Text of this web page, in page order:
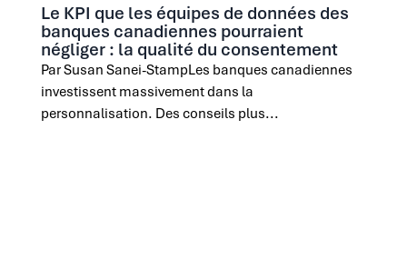
Le KPI que les équipes de données des
banques canadiennes pourraient
négliger : la qualité du consentement
Par Susan Sanei-StampLes banques canadiennes
investissent massivement dans la
personnalisation. Des conseils plus...